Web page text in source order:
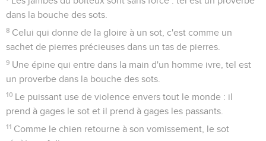
dans la bouche des sots.
8 Celui qui donne de la gloire à un sot, c'est comme un
sachet de pierres précieuses dans un tas de pierres.
9 Une épine qui entre dans la main d'un homme ivre, tel est
un proverbe dans la bouche des sots.
10 Le puissant use de violence envers tout le monde : il
prend à gages le sot et il prend à gages les passants.
11 Comme le chien retourne à son vomissement, le sot